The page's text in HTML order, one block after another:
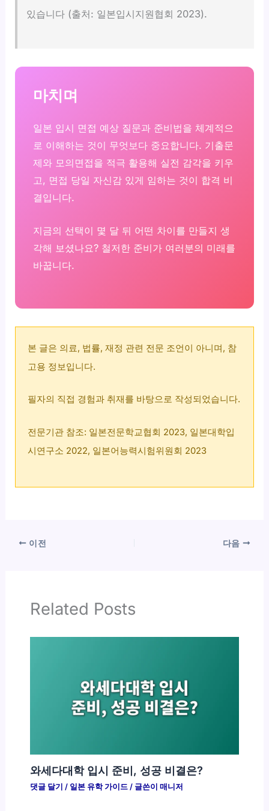
있습니다 (출처: 일본입시지원협회 2023).
마치며
일본 입시 면접 예상 질문과 준비법을 체계적으
로 이해하는 것이 무엇보다 중요합니다. 기출문
제와 모의면접을 적극 활용해 실전 감각을 키우
고, 면접 당일 자신감 있게 임하는 것이 합격 비
결입니다.
지금의 선택이 몇 달 뒤 어떤 차이를 만들지 생
각해 보셨나요? 철저한 준비가 여러분의 미래를
바꿉니다.
본 글은 의료, 법률, 재정 관련 전문 조언이 아니며, 참
고용 정보입니다.
필자의 직접 경험과 취재를 바탕으로 작성되었습니다.
전문기관 참조: 일본전문학교협회 2023, 일본대학입
시연구소 2022, 일본어능력시험위원회 2023
이전 다음
Related Posts
와세다대학 입시 준비, 성공 비결은?
댓글 달기 / 일본 유학 가이드/ 글쓴이 매니저